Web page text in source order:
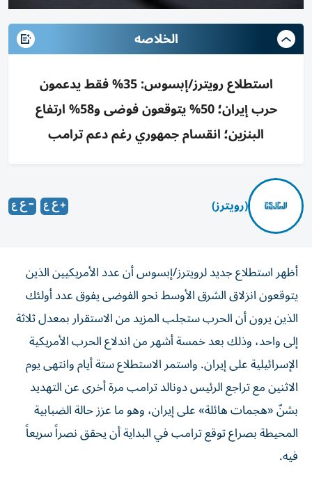
الخلاصه
استطلاع رويترز/إبسوس: 35% فقط يدعمون
حرب إيران؛ 50% يتوقعون فوضى و58% ارتفاع
البنزين؛ انقسام جمهوري رغم دعم ترامب
(رويترز)
أظهر استطلاع جديد لرويترز/إبسوس أن عدد الأمريكيين الذين
يتوقعون انزلاق الشرق الأوسط نحو الفوضى يفوق عدد أولئك
الذين يرون أن الحرب ستجلب المزيد من الاستقرار بمعدل ثلاثة
إلى واحد، وذلك بعد خمسة ‌أشهر من اندلاع الحرب الأمريكية
الإسرائيلية على إيران. واستمر الاستطلاع ستة أيام وانتهى يوم
الاثنين مع تراجع الرئيس دونالد ترامب مرة أخرى عن التهديد
بشنّ «هجمات هائلة» على إيران، ​وهو ما عزز حالة الضبابية
المحيطة بصراع توقع ترامب في البداية أن يحقق نصراً سريعاً
فيه.